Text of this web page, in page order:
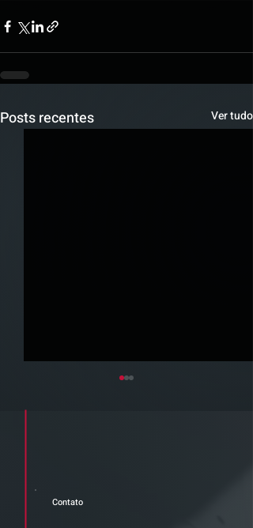
Posts recentes Ver tudo
Radar Reforma
Contato